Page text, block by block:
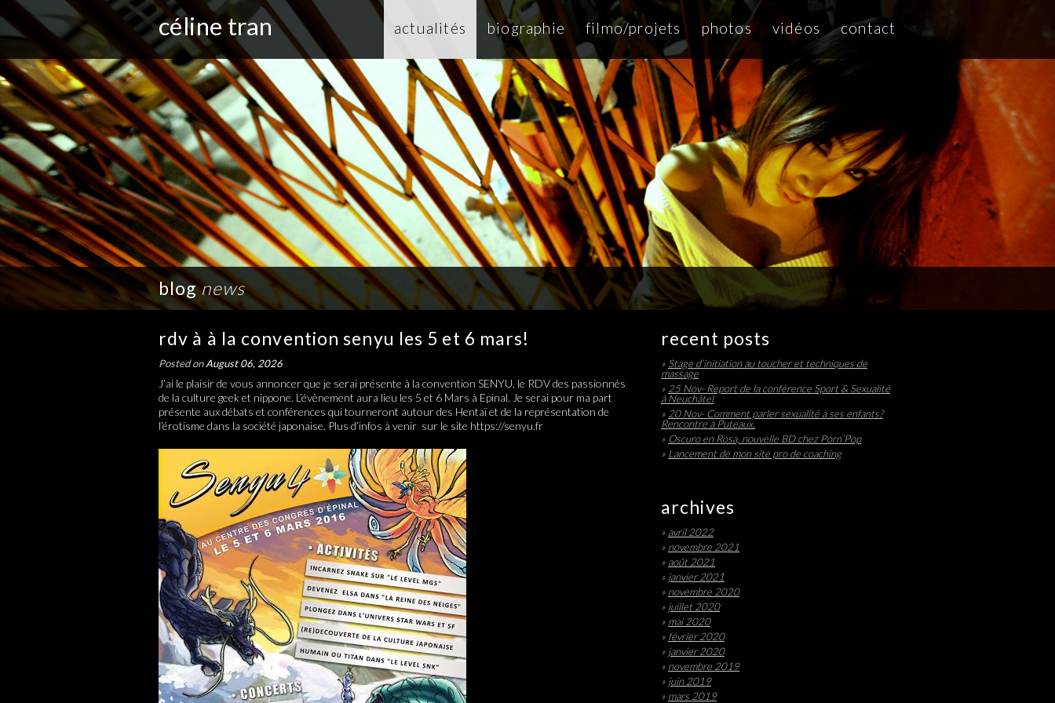
céline tran actualités biographie filmo/projets photos vidéos contact
blognews
rdv à à la convention senyu les 5 et 6 mars!
Posted onAugust 06, 2026
J’ai le plaisir de vous annoncer que je serai présente à la convention SENYU, le RDV des passionnés
de la culture geek et nippone. L’évènement aura lieu les 5 et 6 Mars à Epinal. Je serai pour ma part
présente aux débats et conférences qui tourneront autour des Hentaï et de la représentation de
l’érotisme dans la société japonaise. Plus d’infos à venir sur le site https://senyu.fr
recent posts
Stage d’initiation au toucher et techniques de
massage
25 Nov- Report de la conférence Sport & Sexualité
à Neuchâtel
20 Nov- Comment parler sexualité à ses enfants?
Rencontre à Puteaux.
Oscuro en Rosa, nouvelle BD chez Porn’Pop
Lancement de mon site pro de coaching
archives
avril 2022
novembre 2021
août 2021
janvier 2021
novembre 2020
juillet 2020
mai 2020
février 2020
janvier 2020
novembre 2019
juin 2019
mars 2019